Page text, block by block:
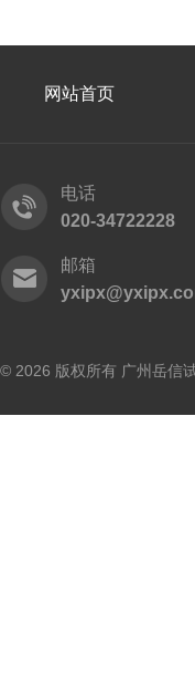
网站首页
电话
020-34722228
邮箱
© 2026 版权所有 广州岳信